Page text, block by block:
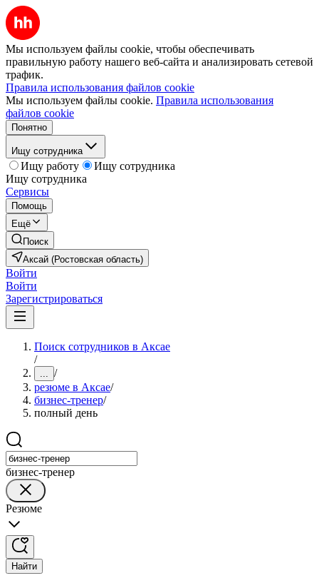
Мы используем файлы cookie, чтобы обеспечивать
правильную работу нашего веб-сайта и анализировать сетевой
трафик.
Правила использования файлов cookie
Мы используем файлы cookie. Правила использования
файлов cookie
Понятно
Ищу сотрудника
Ищу работу
Ищу сотрудника
Ищу сотрудника
Сервисы
Помощь
Ещё
Поиск
Аксай (Ростовская область)
Войти
Войти
Зарегистрироваться
Поиск сотрудников в Аксае
/
... /
резюме в Аксае/
бизнес-тренер/
полный день
бизнес-тренер
Резюме
Найти